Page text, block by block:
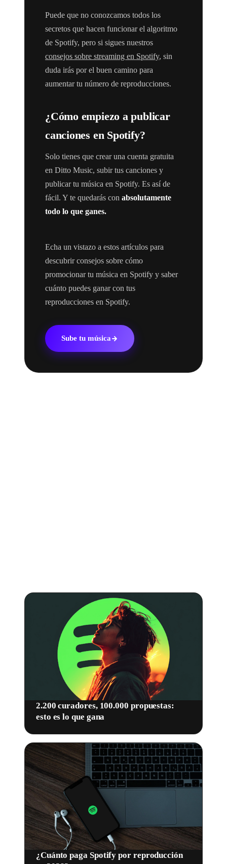
Puede que no conozcamos todos los
secretos que hacen funcionar el algoritmo
de Spotify, pero si sigues nuestros
consejos sobre streaming en Spotify, sin
duda irás por el buen camino para
aumentar tu número de reproducciones.
¿Cómo empiezo a publicar
canciones en Spotify?
Solo tienes que crear una cuenta gratuita
en Ditto Music, subir tus canciones y
publicar tu música en Spotify. Es así de
fácil. Y te quedarás con absolutamente
todo lo que ganes.
Echa un vistazo a estos artículos para
descubrir consejos sobre cómo
promocionar tu música en Spotify y saber
cuánto puedes ganar con tus
reproducciones en Spotify.
Sube tu música
2.200 curadores, 100.000 propuestas:
esto es lo que gana
¿Cuánto paga Spotify por reproducción